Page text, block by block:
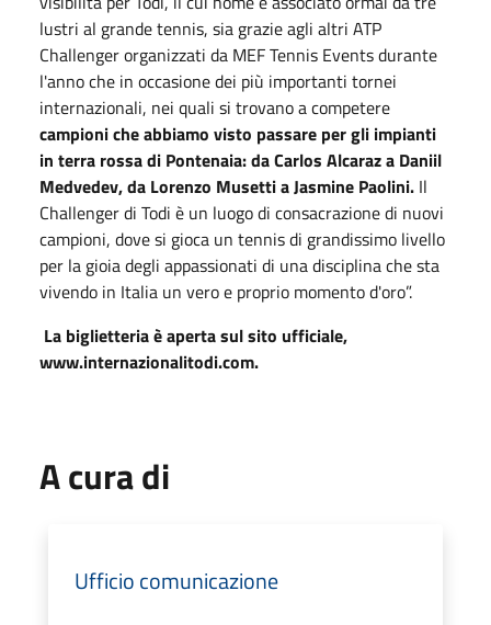
lustri al grande tennis, sia grazie agli altri ATP
Challenger organizzati da MEF Tennis Events durante
l'anno che in occasione dei più importanti tornei
internazionali, nei quali si trovano a competere
campioni che abbiamo visto passare per gli impianti
in terra rossa di Pontenaia: da Carlos Alcaraz a Daniil
Medvedev, da Lorenzo Musetti a Jasmine Paolini. Il
Challenger di Todi è un luogo di consacrazione di nuovi
campioni, dove si gioca un tennis di grandissimo livello
per la gioia degli appassionati di una disciplina che sta
vivendo in Italia un vero e proprio momento d'oro”.
La biglietteria è aperta sul sito ufficiale,
www.internazionalitodi.com.
A cura di
Ufficio comunicazione